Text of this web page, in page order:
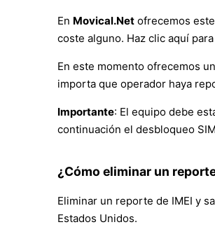
En Movical.Net ofrecemos
coste alguno. Haz clic aquí para
En este momento ofrecemos
importa que operador haya
Importante: El equipo debe
continuación el desbloqueo
¿Cómo eliminar un
Eliminar un reporte de IMEI y
Estados Unidos.